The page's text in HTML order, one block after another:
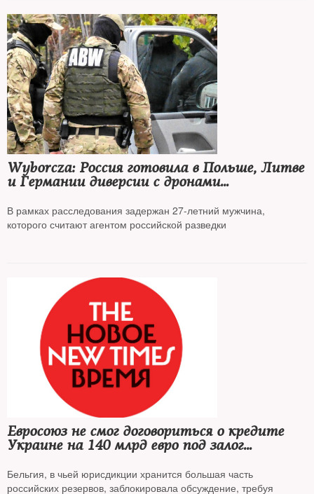
Wyborcza: Россия готовила в Польше, Литве
и Германии диверсии с дронами
под кукурузы
В рамках расследования задержан 27-летний мужчина,
которого считают агентом российской разведки
Евросоюз не смог договориться о кредите
Украине на 140 млрд евро под залог
Бельгия, в чьей юрисдикции хранится большая часть
российских резервов, заблокировала обсуждение, требуя